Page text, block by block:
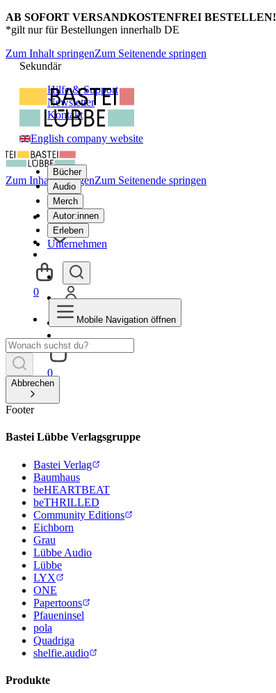
AB SOFORT VERSANDKOSTENFREI BESTELLEN!
*gilt nur für Bestellungen innerhalb DE
Zum Inhalt springenZum Seitenende springen
Sekundär
Hilfe & Support
Newsletter
Kontakt
English company website
Bücher
Audio
Merch
Autor:innen
Erleben
Unternehmen
0
Zum Inhalt springenZum Seitenende springen
0
Mobile Navigation öffnen
Abbrechen
Footer
Bastei Lübbe Verlagsgruppe
Bastei Verlag
Baumhaus
beHEARTBEAT
beTHRILLED
Community Editions
Eichborn
Grau
Lübbe Audio
Lübbe
LYX
ONE
Papertoons
Pfaueninsel
pola
Quadriga
shelfie.audio
Produkte